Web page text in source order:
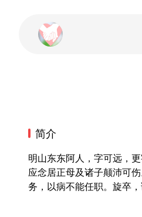
简介
明山东东阿人，字可远，
应念居正母及诸子颠沛可
务，以病不能任职。旋卒